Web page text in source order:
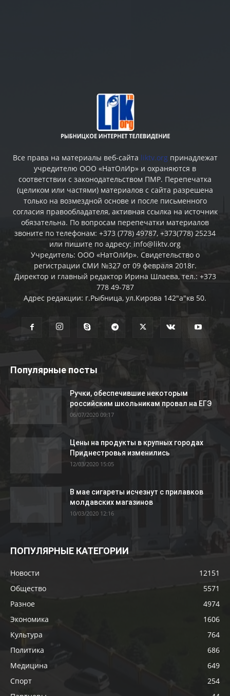
Все права на материалы веб-сайта liktv.org принадлежат
учредителю ООО «НатОлИр» и охраняются в
соответствии с законодательством ПМР. Перепечатка
(целиком или частями) материалов c сайта разрешена
только на возмездной основе и после письменного
согласия правообладателя, активная ссылка на источник
обязательна. По вопросам перепечатки материалов
звоните по телефонам: +373 (778) 49787, +373(778) 25234
или пишите по адресу: info@liktv.org
Учредитель: ООО «НатОлИр». Свидетельство о
регистрации СМИ №327 от 09 февраля 2018г.
Директор и главный редактор Ирина Шлаева, тел.: +373
778 49-787
Адрес редакции: г.Рыбница, ул.Кирова 142"а"кв 50.
Популярные посты
Ручки, обеспечившие некоторым
российским школьникам провал на ЕГЭ
06/07/2020 09:17
Цены на продукты в крупных городах
Приднестровья изменились
12/03/2020 15:05
В мае сигареты исчезнут с прилавков
молдавских магазинов
10/03/2020 12:16
ПОПУЛЯРНЫЕ КАТЕГОРИИ
Новости
12151
Общество
5571
Разное
4974
Экономика
1606
Культура
764
Политика
686
Медицина
649
Спорт
254